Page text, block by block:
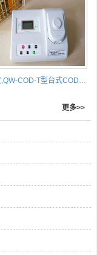
COD测定仪,QW-COD-T型台式COD快速测定仪,化学需氧量测定仪（含9孔快速消解器）
更多>>